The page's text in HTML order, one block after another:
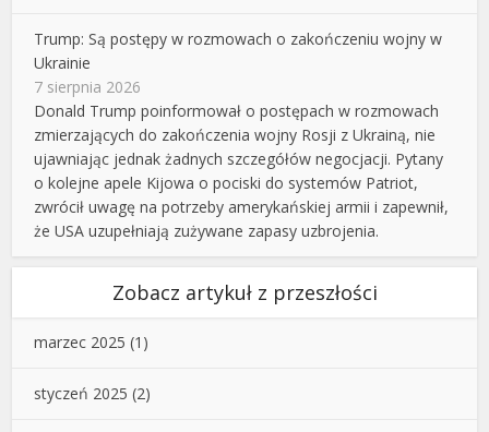
Trump: Są postępy w rozmowach o zakończeniu wojny w
Ukrainie
7 sierpnia 2026
Donald Trump poinformował o postępach w rozmowach
zmierzających do zakończenia wojny Rosji z Ukrainą, nie
ujawniając jednak żadnych szczegółów negocjacji. Pytany
o kolejne apele Kijowa o pociski do systemów Patriot,
zwrócił uwagę na potrzeby amerykańskiej armii i zapewnił,
że USA uzupełniają zużywane zapasy uzbrojenia.
Zobacz artykuł z przeszłości
marzec 2025 (1)
styczeń 2025 (2)